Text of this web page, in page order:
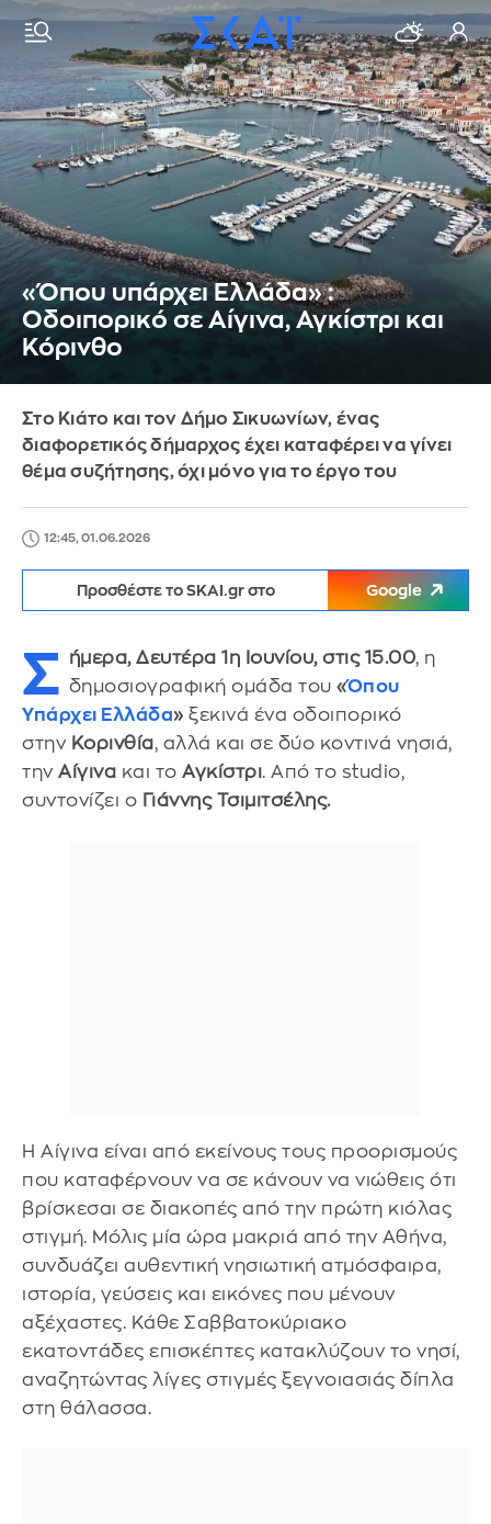
«Όπου υπάρχει Ελλάδα» :
Οδοιπορικό σε Αίγινα, Αγκίστρι και
Κόρινθο
Στο Κιάτο και τον Δήμο Σικυωνίων, ένας
διαφορετικός δήμαρχος έχει καταφέρει να γίνει
θέμα συζήτησης, όχι μόνο για το έργο του
12:45, 01.06.2026
Προσθέστε το SKAI.gr στο Google
Σ ήμερα, Δευτέρα 1η Ιουνίου, στις 15.00, η
δημοσιογραφική ομάδα του «Όπου
Υπάρχει Ελλάδα» ξεκινά ένα οδοιπορικό
στην Κορινθία, αλλά και σε δύο κοντινά νησιά,
την Αίγινα και το Αγκίστρι. Από το studio,
συντονίζει ο Γιάννης Τσιμιτσέλης.
Η Αίγινα είναι από εκείνους τους προορισμούς
που καταφέρνουν να σε κάνουν να νιώθεις ότι
βρίσκεσαι σε διακοπές από την πρώτη κιόλας
στιγμή. Μόλις μία ώρα μακριά από την Αθήνα,
συνδυάζει αυθεντική νησιωτική ατμόσφαιρα,
ιστορία, γεύσεις και εικόνες που μένουν
αξέχαστες. Κάθε Σαββατοκύριακο
εκατοντάδες επισκέπτες κατακλύζουν το νησί,
αναζητώντας λίγες στιγμές ξεγνοιασιάς δίπλα
στη θάλασσα.